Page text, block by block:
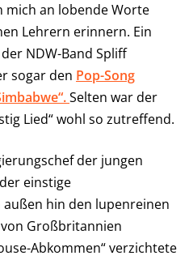
mich an lobende Worte
Lehrern erinnern. Ein
NDW-Band Spliff
sogar den Pop-Song
Selten war der
Lied“ wohl so zutreffend.
der jungen
einstige
hin den lupenreinen
Großbritannien
Abkommen“ verzichtete